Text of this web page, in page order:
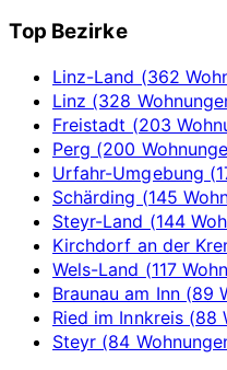
Top Bezirke
Linz-Land (362
Linz (328
Freistadt (203
Perg (200
Urfahr-Umgebung
Schärding (145
Steyr-Land (144
Kirchdorf an der
Wels-Land (117
Braunau am Inn (89
Ried im Innkreis (88
Steyr (84